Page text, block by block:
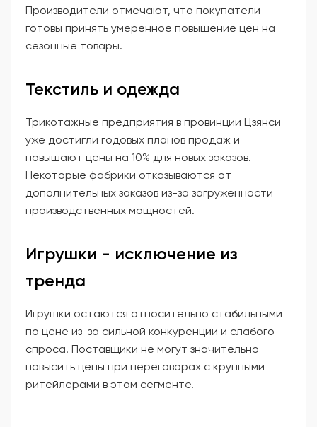
Производители отмечают, что покупатели
готовы принять умеренное повышение цен на
сезонные товары.
Текстиль и одежда
Трикотажные предприятия в провинции Цзянси
уже достигли годовых планов продаж и
повышают цены на 10% для новых заказов.
Некоторые фабрики отказываются от
дополнительных заказов из-за загруженности
производственных мощностей.
Игрушки - исключение из
тренда
Игрушки остаются относительно стабильными
по цене из-за сильной конкуренции и слабого
спроса. Поставщики не могут значительно
повысить цены при переговорах с крупными
ритейлерами в этом сегменте.